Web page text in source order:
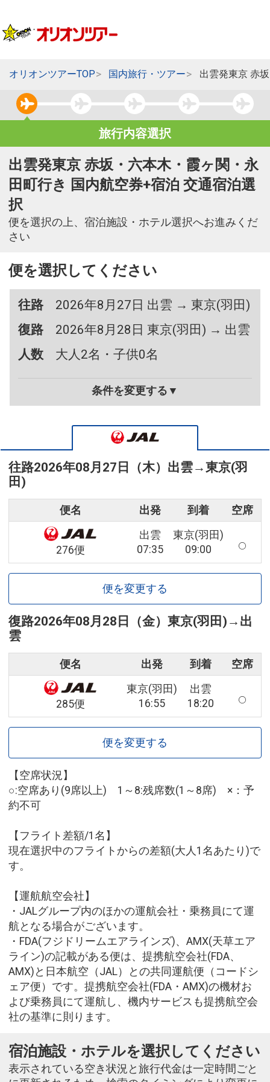
オリオンツアーTOP 国内旅行・ツアー 出雲発東京 赤
旅行内容選択
出雲発東京 赤坂・六本木・霞ヶ関・永
田町行き 国内航空券+宿泊 交通宿泊選
択
便を選択の上、宿泊施設・ホテル選択へお進みくだ
さい
便を選択してください
往路
2026年8月27日 出雲 → 東京(羽田)
復路
2026年8月28日 東京(羽田) → 出雲
人数
大人2名・子供0名
条件を変更する▼
往路2026年08月27日（木） 出雲→東京(羽
田)
便名 出発 到着 空席
276便
出雲
07:35
東京(羽田)
09:00
便を変更する
復路2026年08月28日（金） 東京(羽田) → 出
雲
便名 出発 到着 空席
285便
東京(羽田)
16:55
出雲
18:20
便を変更する
【空席状況】
○:空席あり(9席以上) 1～8:残席数(1～8席) ×：予
約不可
【フライト差額/1名】
現在選択中のフライトからの差額(大人1名あたり)で
す。
【運航航空会社】
・JALグループ内のほかの運航会社・乗務員にて運
航となる場合がございます。
・FDA(フジドリームエアラインズ)、AMX(天草エア
ライン)の記載がある便は、提携航空会社(FDA、
AMX)と日本航空（JAL）との共同運航便（コードシ
ェア便）です。提携航空会社(FDA・AMX)の機材お
よび乗務員にて運航し、機内サービスも提携航空会
社の基準に則ります。
宿泊施設・ホテルを選択してください
表示されている空き状況と旅行代金は一定時間ごと